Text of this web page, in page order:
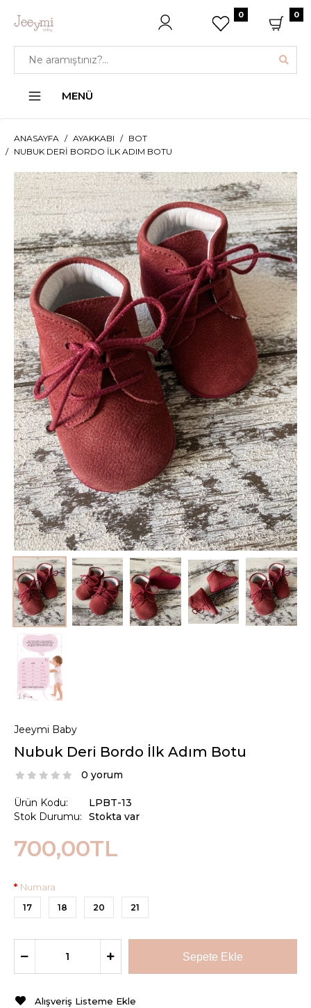
0 0
MENÜ
ANASAYFA AYAKKABI
BOT
NUBUK DERI BORDO İLK ADIM BOTU
Jeeymi Baby
Nubuk Deri Bordo İlk Adım Botu
0 yorum
Ürün Kodu:
Stok Durumu:
LPBT-13
Stokta var
700,00TL
Numara
17 18 20 21
Alışveriş Listeme Ekle